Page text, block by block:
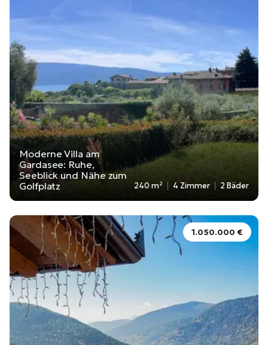
Moderne Villa am
Gardasee: Ruhe,
Seeblick und Nähe zum
Golfplatz
240 m² 4 Zimmer 2 Bäder
1.050.000 €